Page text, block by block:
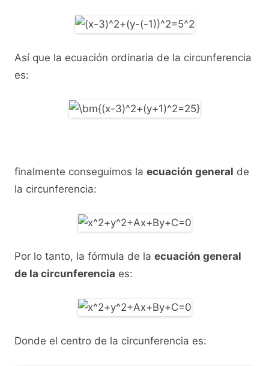
Así que la ecuación ordinaria de la circunferencia
es:
finalmente conseguimos la ecuación general de
la circunferencia:
Por lo tanto, la fórmula de la ecuación general
de la circunferencia es:
Donde el centro de la circunferencia es: